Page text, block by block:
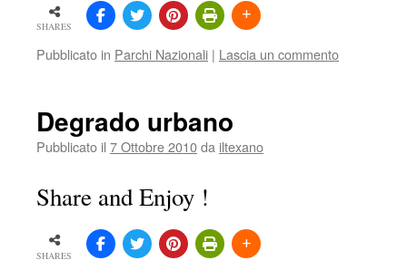
SHARES
Pubblicato in Parchi Nazionali | Lascia un commento
Degrado urbano
Pubblicato il 7 Ottobre 2010da iltexano
Share and Enjoy !
SHARES